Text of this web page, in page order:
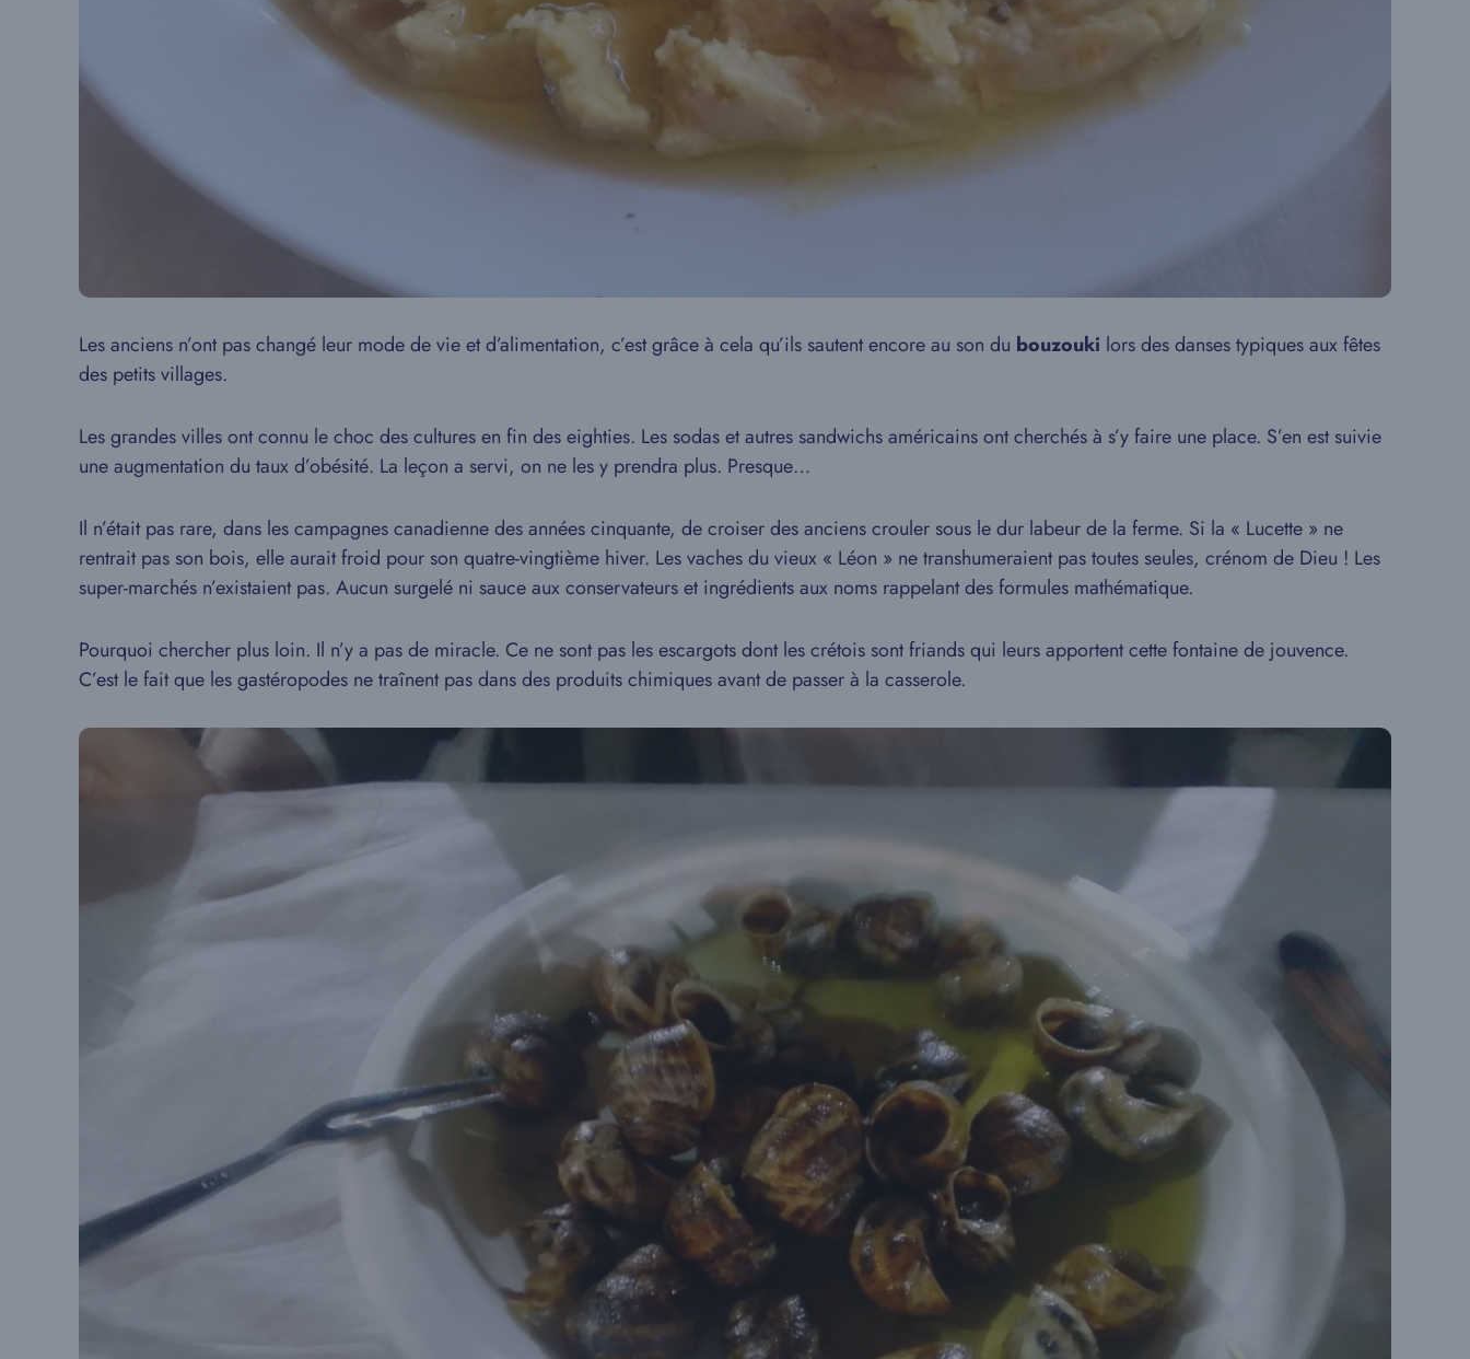
Les anciens n’ont pas changé leur mode de vie et d’alimentation, c’est grâce à cela qu’ils sautent encore au son du bouzouki lors des danses typiques aux fêtes
des petits villages.
Les grandes villes ont connu le choc des cultures en fin des eighties. Les sodas et autres sandwichs américains ont cherchés à s’y faire une place. S’en est suivie
une augmentation du taux d’obésité. La leçon a servi, on ne les y prendra plus. Presque…
Il n’était pas rare, dans les campagnes canadienne des années cinquante, de croiser des anciens crouler sous le dur labeur de la ferme. Si la « Lucette » ne
rentrait pas son bois, elle aurait froid pour son quatre-vingtième hiver. Les vaches du vieux « Léon » ne transhumeraient pas toutes seules, crénom de Dieu ! Les
super-marchés n’existaient pas. Aucun surgelé ni sauce aux conservateurs et ingrédients aux noms rappelant des formules mathématique.
Pourquoi chercher plus loin. Il n’y a pas de miracle. Ce ne sont pas les escargots dont les crétois sont friands qui leurs apportent cette fontaine de jouvence.
C’est le fait que les gastéropodes ne traînent pas dans des produits chimiques avant de passer à la casserole.